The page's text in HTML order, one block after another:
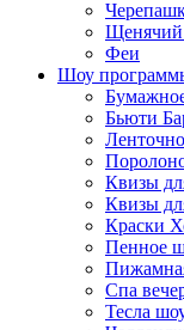
Щенячий
Феи
Шоу
Бьюти
Квизы
Квизы
Краски
Пенное
Спа
Тесла